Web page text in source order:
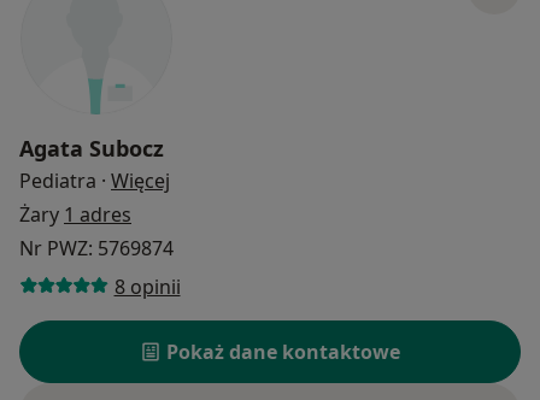
Agata Subocz
Pediatra · Więcej
Żary 1 adres
Nr PWZ: 5769874
8 opinii
Pokaż dane kontaktowe